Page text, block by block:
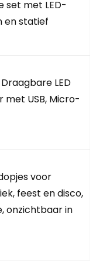
set met LED-
en statief
Draagbare LED
USB, Micro-
voor
feest en disco,
onzichtbaar in